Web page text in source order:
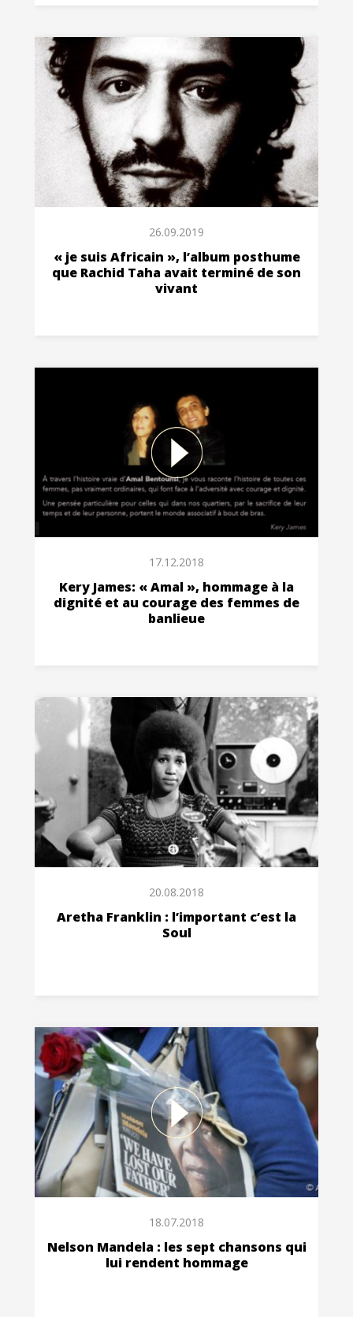
26.09.2019
« je suis Africain », l’album posthume
que Rachid Taha avait terminé de son
vivant
17.12.2018
Kery James: « Amal », hommage à la
dignité et au courage des femmes de
banlieue
20.08.2018
Aretha Franklin : l’important c’est la
Soul
18.07.2018
Nelson Mandela : les sept chansons qui
lui rendent hommage